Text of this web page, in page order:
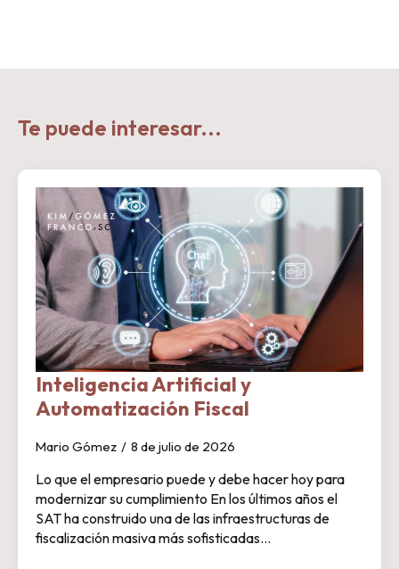
Te puede interesar...
Inteligencia Artificial y
Automatización Fiscal
Mario Gómez 8 de julio de 2026
Lo que el empresario puede y debe hacer hoy para
modernizar su cumplimiento En los últimos años el
SAT ha construido una de las infraestructuras de
fiscalización masiva más sofisticadas…